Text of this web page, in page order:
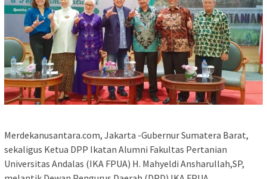
Merdekanusantara.com, Jakarta -Gubernur Sumatera Barat,
sekaligus Ketua DPP Ikatan Alumni Fakultas Pertanian
Universitas Andalas (IKA FPUA) H. Mahyeldi Ansharullah,SP,